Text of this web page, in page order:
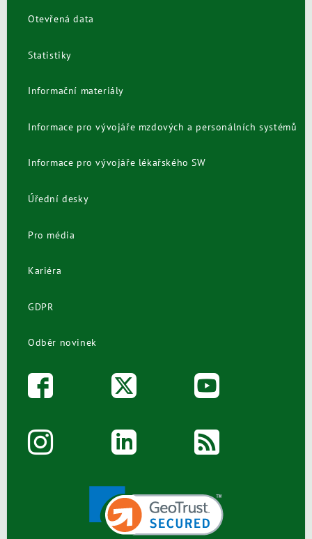
Otevřená data
Statistiky
Informační materiály
Informace pro vývojáře mzdových a personálních systémů
Informace pro vývojáře lékařského SW
Úřední desky
Pro média
Kariéra
GDPR
Odběr novinek